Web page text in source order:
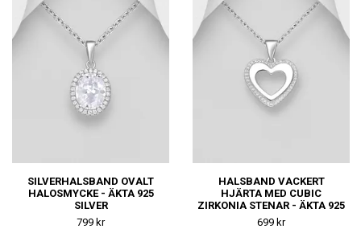
SILVERHALSBAND OVALT
HALOSMYCKE - ÄKTA 925
SILVER
799 kr
HALSBAND VACKERT
HJÄRTA MED CUBIC
ZIRKONIA STENAR - ÄKTA 925
SILVER
699 kr